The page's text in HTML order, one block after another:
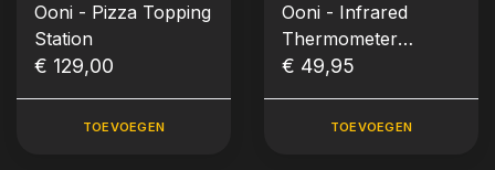
Ooni - Pizza Topping
Station
€ 129,00
TOEVOEGEN
Ooni - Infrared
Thermometer
(Infrarood
€ 49,95
TOEVOEGEN